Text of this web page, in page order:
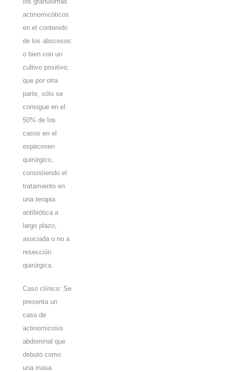
actinomicóticos
en el contenido
de los abscesos
o bien con un
cultivo positivo;
que por otra
parte, sólo se
consigue en el
50% de los
casos en el
espécimen
quirúrgico,
consistiendo el
tratamiento en
una terapia
antibiótica a
largo plazo,
asociada o no a
resección
quirúrgica.
Caso clínico: Se
presenta un
caso de
actinomicosis
abdominal que
debutó como
una masa